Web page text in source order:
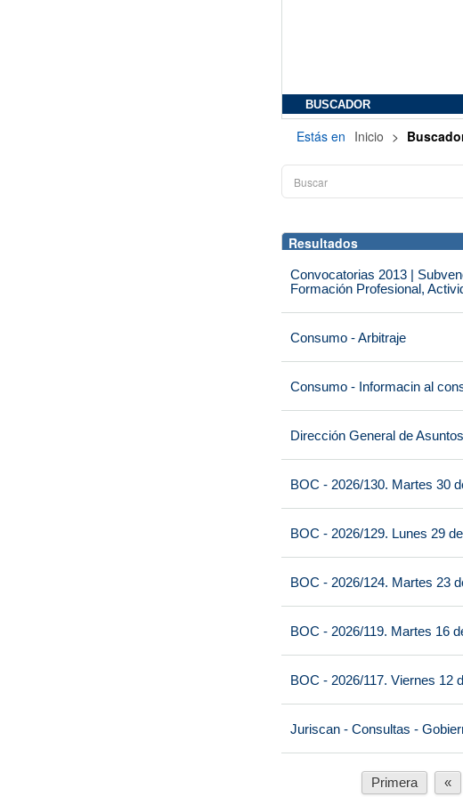
BUSCADOR
Estás en Inicio >
Resultados
Convocatorias 2013 |
Formación Profesional,
Consumo - Arbitraje
Consumo - Informacin al
Dirección General de
BOC - 2026/130. Martes 30
BOC - 2026/129. Lunes 29
BOC - 2026/124. Martes 23
BOC - 2026/119. Martes 16
BOC - 2026/117. Viernes 12
Juriscan - Consultas -
Primera «